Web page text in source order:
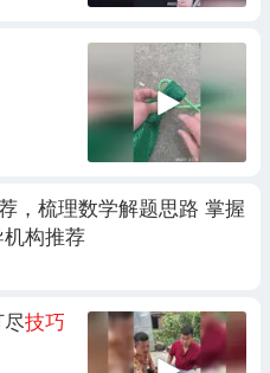
，梳理数学解题思路 掌握
构推荐
技巧